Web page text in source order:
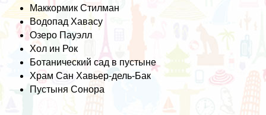
Маккормик Стилман
Водопад Хавасу
Озеро Пауэлл
Хол ин Рок
Ботанический сад в пустыне
Храм Сан Хавьер-дель-Бак
Пустыня Сонора